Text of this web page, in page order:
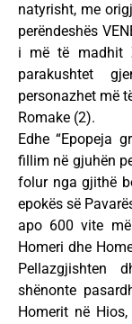
natyrisht, me
perëndeshës
i më të madhit
parakushtet
personazhet më
Romake (2).
Edhe “Epopeja
fillim në gjuhën
folur nga gjithë
epokës së
apo 600 vite
Homeri dhe
Pellazgjishten
shënonte
Homerit në